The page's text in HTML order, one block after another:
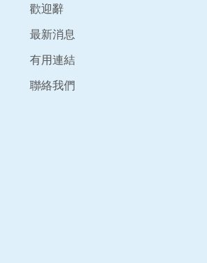
歡迎辭
最新消息
有用連結
聯絡我們